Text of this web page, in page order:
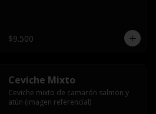
$9.500
Ceviche Mixto
Ceviche mixto de camarón salmon y
atún (imagen referencial)